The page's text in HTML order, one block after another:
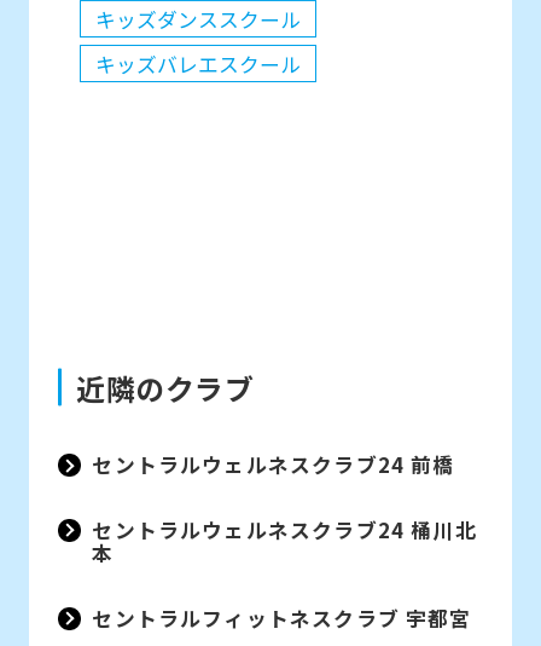
キッズダンススクール
キッズバレエスクール
近隣のクラブ
セントラルウェルネスクラブ24 前橋
セントラルウェルネスクラブ24 桶川北
本
セントラルフィットネスクラブ 宇都宮